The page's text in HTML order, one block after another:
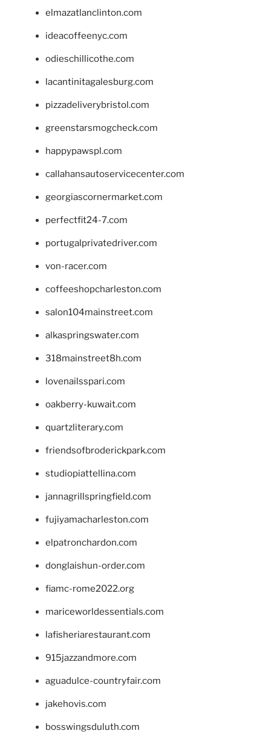
elmazatlanclinton.com
ideacoffeenyc.com
odieschillicothe.com
lacantinitagalesburg.com
pizzadeliverybristol.com
greenstarsmogcheck.com
happypawspl.com
callahansautoservicecenter.com
georgiascornermarket.com
perfectfit24-7.com
portugalprivatedriver.com
von-racer.com
coffeeshopcharleston.com
salon104mainstreet.com
alkaspringswater.com
318mainstreet8h.com
lovenailsspari.com
oakberry-kuwait.com
quartzliterary.com
friendsofbroderickpark.com
studiopiattellina.com
jannagrillspringfield.com
fujiyamacharleston.com
elpatronchardon.com
donglaishun-order.com
fiamc-rome2022.org
mariceworldessentials.com
lafisheriarestaurant.com
915jazzandmore.com
aguadulce-countryfair.com
jakehovis.com
bosswingsduluth.com